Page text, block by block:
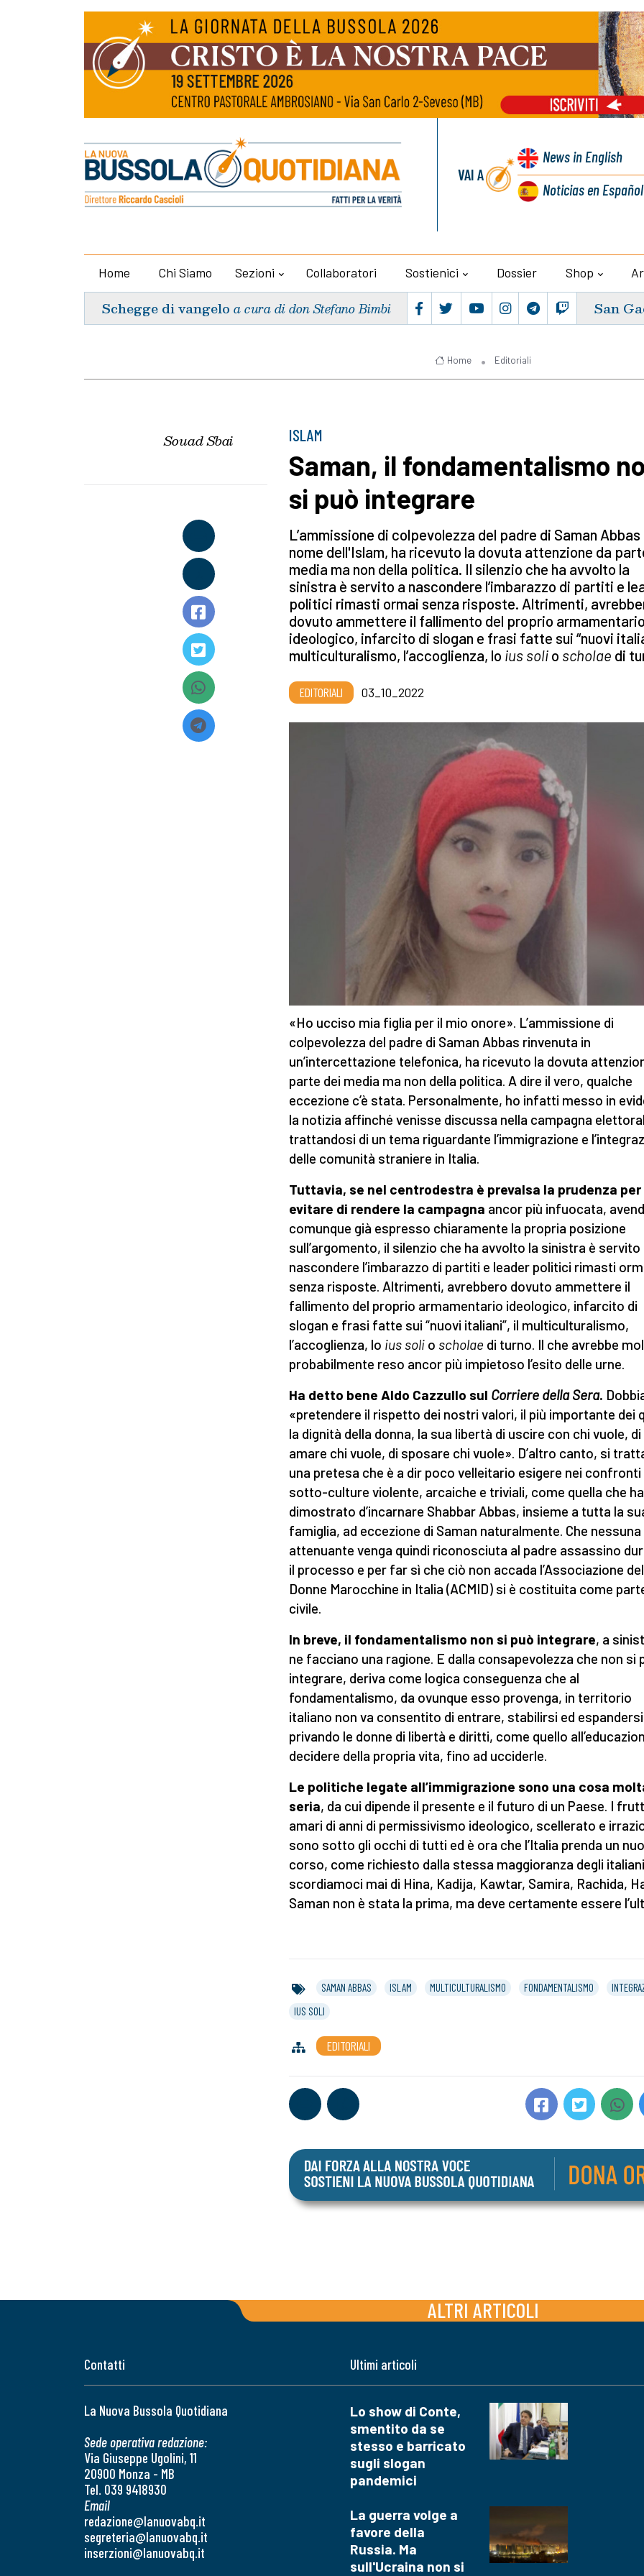
VAI A
Newsin English
Noticiasen Español
Home Chi Siamo Sezioni Collaboratori Sostienici Dossier Shop
Schegge di vangelo a cura di don Stefano Bimbi San
Home Editoriali
Souad Sbai ISLAM
Saman, il fondamentalismo
si può integrare
L’ammissione di colpevolezza del padre di Saman Abbas
nome dell'Islam, ha ricevuto la dovuta attenzione da
media ma non della politica. Il silenzio che ha avvolto la
sinistra è servito a nascondere l’imbarazzo di partiti e
politici rimasti ormai senza risposte. Altrimenti,
dovuto ammettere il fallimento del proprio
ideologico, infarcito di slogan e frasi fatte sui “nuovi
multiculturalismo, l’accoglienza, lo ius soli o scholae di
EDITORIALI 03_10_2022
«Ho ucciso mia figlia per il mio onore». L’ammissione di
colpevolezza del padre di Saman Abbas rinvenuta in
un’intercettazione telefonica, ha ricevuto la dovuta
parte dei media ma non della politica. A dire il vero, qualche
eccezione c’è stata. Personalmente, ho infatti messo in
la notizia affinché venisse discussa nella campagna
trattandosi di un tema riguardante l’immigrazione e
delle comunità straniere in Italia.
Tuttavia, se nel centrodestra è prevalsa la prudenza per
evitare di rendere la campagna ancor più infuocata,
comunque già espresso chiaramente la propria posizione
sull’argomento, il silenzio che ha avvolto la sinistra è servito
nascondere l’imbarazzo di partiti e leader politici rimasti
senza risposte. Altrimenti, avrebbero dovuto ammettere il
fallimento del proprio armamentario ideologico, infarcito di
slogan e frasi fatte sui “nuovi italiani”, il multiculturalismo,
l’accoglienza, lo ius soli o scholae di turno. Il che avrebbe
probabilmente reso ancor più impietoso l’esito delle urne.
Ha detto bene Aldo Cazzullo sul Corriere della Sera.
«pretendere il rispetto dei nostri valori, il più importante dei
la dignità della donna, la sua libertà di uscire con chi vuole, di
amare chi vuole, di sposare chi vuole». D’altro canto, si
una pretesa che è a dir poco velleitario esigere nei confronti
sotto-culture violente, arcaiche e triviali, come quella che ha
dimostrato d’incarnare Shabbar Abbas, insieme a tutta la
famiglia, ad eccezione di Saman naturalmente. Che nessuna
attenuante venga quindi riconosciuta al padre assassino
il processo e per far sì che ciò non accada l’Associazione
Donne Marocchine in Italia (ACMID) si è costituita come
civile.
In breve, il fondamentalismo non si può integrare, a
ne facciano una ragione. E dalla consapevolezza che non si
integrare, deriva come logica conseguenza che al
fondamentalismo, da ovunque esso provenga, in territorio
italiano non va consentito di entrare, stabilirsi ed
privando le donne di libertà e diritti, come quello
decidere della propria vita, fino ad ucciderle.
Le politiche legate all’immigrazione sono una cosa
seria, da cui dipende il presente e il futuro di un Paese. I
amari di anni di permissivismo ideologico, scellerato e
sono sotto gli occhi di tutti ed è ora che l’Italia prenda un
corso, come richiesto dalla stessa maggioranza degli
scordiamoci mai di Hina, Kadija, Kawtar, Samira, Rachida,
Saman non è stata la prima, ma deve certamente essere
SAMAN ABBAS ISLAM MULTICULTURALISMO FONDAMENTALISMO
IUS SOLI
EDITORIALI
ALTRI ARTICOLI
Contatti
La Nuova Bussola Quotidiana
Sede operativa redazione:
Via Giuseppe Ugolini, 11
20900 Monza - MB
Tel. 039 9418930
Email
redazione@lanuovabq.it
segreteria@lanuovabq.it
inserzioni@lanuovabq.it
Ultimi articoli
Lo show di Conte,
smentito da se
stesso e barricato
sugli slogan
pandemici
La guerra volge a
favore della
Russia. Ma
sull'Ucraina non si